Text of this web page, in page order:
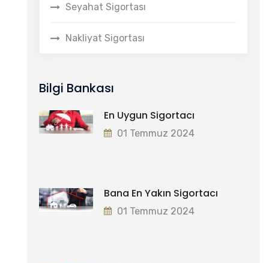
Seyahat Sigortası
Nakliyat Sigortası
Bilgi Bankası
En Uygun Sigortacı
01 Temmuz 2024
Bana En Yakın Sigortacı
01 Temmuz 2024